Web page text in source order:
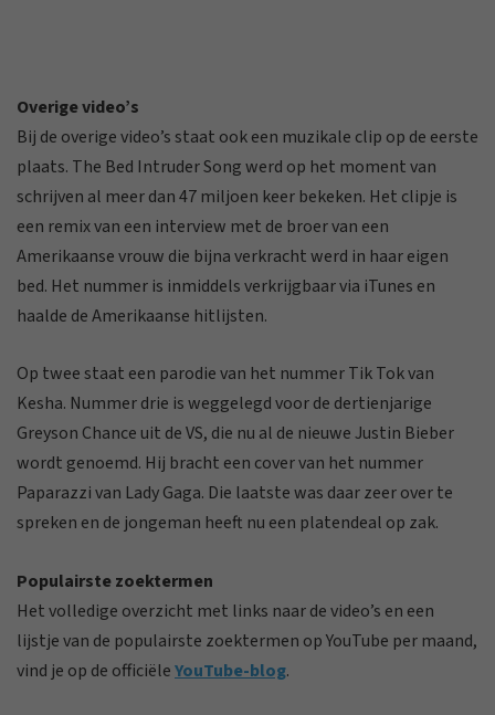
Overige video’s
Bij de overige video’s staat ook een muzikale clip op de eerste
plaats. The Bed Intruder Song werd op het moment van
schrijven al meer dan 47 miljoen keer bekeken. Het clipje is
een remix van een interview met de broer van een
Amerikaanse vrouw die bijna verkracht werd in haar eigen
bed. Het nummer is inmiddels verkrijgbaar via iTunes en
haalde de Amerikaanse hitlijsten.
Op twee staat een parodie van het nummer Tik Tok van
Kesha. Nummer drie is weggelegd voor de dertienjarige
Greyson Chance uit de VS, die nu al de nieuwe Justin Bieber
wordt genoemd. Hij bracht een cover van het nummer
Paparazzi van Lady Gaga. Die laatste was daar zeer over te
spreken en de jongeman heeft nu een platendeal op zak.
Populairste zoektermen
Het volledige overzicht met links naar de video’s en een
lijstje van de populairste zoektermen op YouTube per maand,
vind je op de officiëleYouTube-blog.